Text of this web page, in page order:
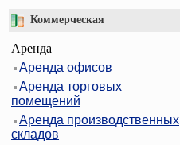
Коммерческая
Аренда
Аренда офисов
Аренда торговых
помещений
Аренда производственных
складов